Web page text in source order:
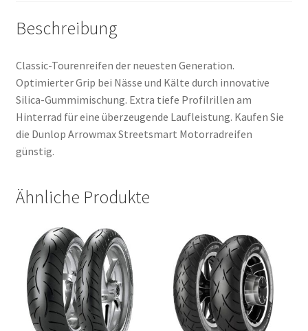
Beschreibung
Classic-Tourenreifen der neuesten Generation.
Optimierter Grip bei Nässe und Kälte durch innovative
Silica-Gummimischung. Extra tiefe Profilrillen am
Hinterrad für eine überzeugende Laufleistung. Kaufen Sie
die Dunlop Arrowmax Streetsmart Motorradreifen
günstig.
Ähnliche Produkte